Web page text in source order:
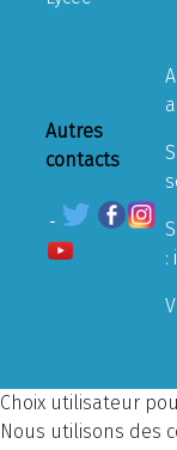
Autres
contacts
:
Choix utilisateur
Nous utilisons des